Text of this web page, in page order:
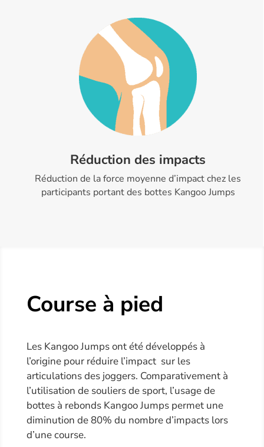
Réduction des impacts
Réduction de la force moyenne d’impact chez les
participants portant des bottes Kangoo Jumps
Course à pied
Les Kangoo Jumps ont été développés à
l’origine pour réduire l’impact sur les
articulations des joggers. Comparativement à
l’utilisation de souliers de sport, l’usage de
bottes à rebonds Kangoo Jumps permet une
diminution de 80% du nombre d’impacts lors
d’une course.